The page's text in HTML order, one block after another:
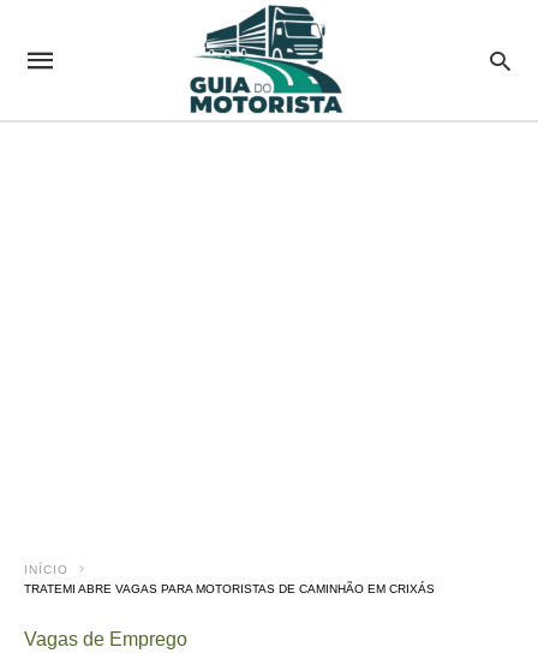
INÍCIO
TRATEMI ABRE VAGAS PARA MOTORISTAS DE CAMINHÃO EM CRIXÁS
Vagas de Emprego